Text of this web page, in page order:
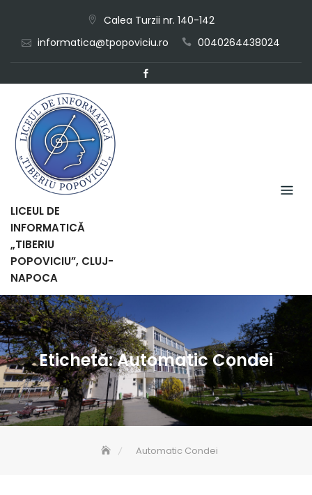
content
Calea Turzii nr. 140-142
informatica@tpopoviciu.ro
0040264438024
LICEUL DE
INFORMATICĂ
„TIBERIU
POPOVICIU”, CLUJ-
NAPOCA
Etichetă:Automatic Condei
Automatic Condei